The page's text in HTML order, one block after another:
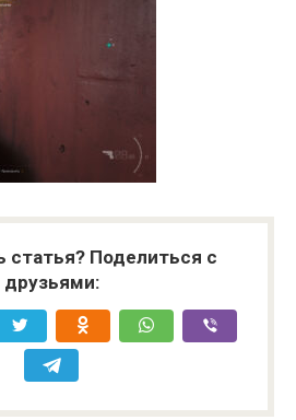
статья? Поделиться с
друзьями: